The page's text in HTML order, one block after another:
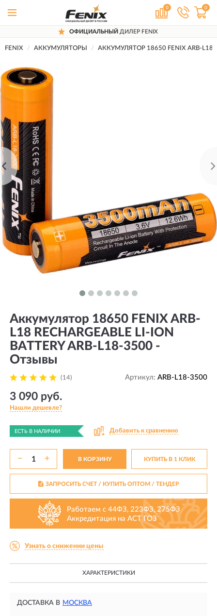
0 0
ОФИЦИАЛЬНЫЙДИЛЕР FENIX
FENIX АККУМУЛЯТОРЫ АККУМУЛЯТОР 18650 FENIX ARB-L18
Аккумулятор 18650 FENIX ARB-
L18 RECHARGEABLE LI-ION
BATTERY ARB-L18-3500 -
Отзывы
(14) Артикул: ARB-L18-3500
3 090 руб.
Нашли дешевле?
ЕСТЬ В НАЛИЧИИ Добавить к сравнению
− + В КОРЗИНУ КУПИТЬ В 1 КЛИК
ЗАПРОСИТЬ СЧЕТ / КУПИТЬ ОПТОМ/ ТЕНДЕР
Работаем с 44ФЗ, 223ФЗ, 275ФЗ
Аккредитация на АСТ ГОЗ
Узнать о снижении цены
ХАРАКТЕРИСТИКИ
ДОСТАВКА В МОСКВА